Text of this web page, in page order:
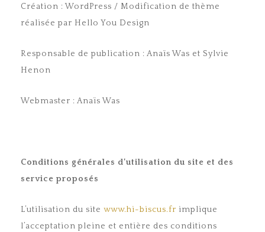
Création : WordPress / Modification de thème
réalisée par Hello You Design
Responsable de publication : Anaïs Was et Sylvie
Henon
Webmaster : Anaïs Was
Conditions générales d’utilisation du site et des
service proposés
L’utilisation du site www.hi-biscus.fr implique
l’acceptation pleine et entière des conditions